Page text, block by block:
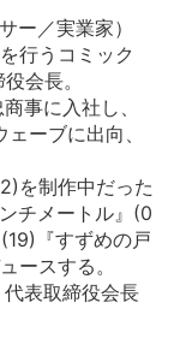
ー／実業家）
行うコミック
会長。
事に入社し、
ーブに出向、
を制作中だった
チメートル』(0
『すずめの戸
ースする。
表取締役会長